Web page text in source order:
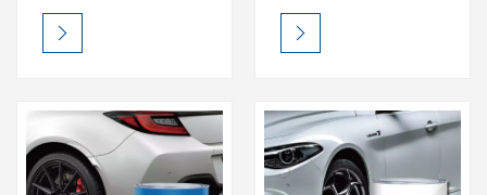
pandatone Primer
automotivo de
VOC proporciona
excelente preparação
de preenchimento e
secagem rápida. Sua
fórmula fácil de lixar
de superfície com alta
cobertura, forte poder
fórmula fácil de lixar
garante uma base lisa,
melhorando a